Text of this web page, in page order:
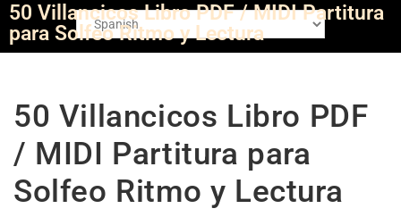
50 Villancicos Libro PDF / MIDI Partitura
para Solfeo Ritmo y Lectura
50 Villancicos Libro PDF
/ MIDI Partitura para
Solfeo Ritmo y Lectura